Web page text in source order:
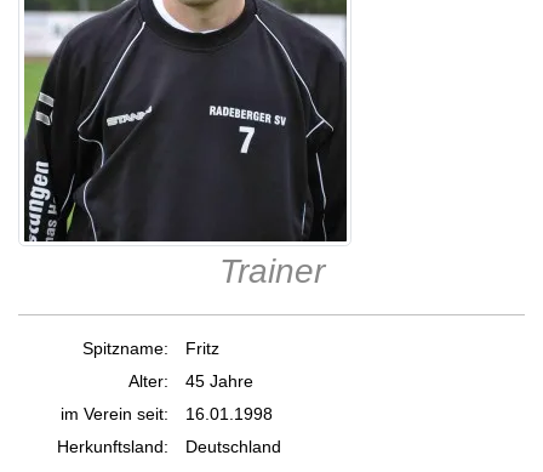
Trainer
Spitzname:
Fritz
Alter:
45 Jahre
im Verein seit:
16.01.1998
Herkunftsland:
Deutschland